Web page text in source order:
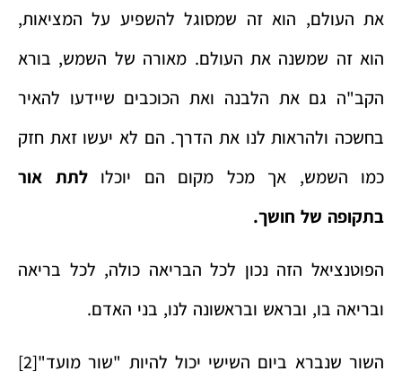
את העולם, הוא זה שמסוגל להשפיע על המציאות,
הוא זה שמשנה את העולם. מאורה של השמש, בורא
הקב"ה גם את הלבנה ואת הכוכבים שיידעו להאיר
בחשכה ולהראות לנו את הדרך. הם לא יעשו זאת חזק
כמו השמש, אך מכל מקום הם יוכלולתת אור
בתקופה של חושך.
הפוטנציאל הזה נכון לכל הבריאה כולה, לכל בריאה
ובריאה בו, ובראש ובראשונה לנו, בני האדם.
השור שנברא ביום השישי יכול להיות "שור מועד"[2]